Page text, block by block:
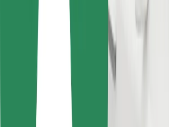
Cookies
Uma viagem em poucos minutos!
Instalar app da Bolt
Encontra o teu prato favorito!
Instalar app da Bolt Food